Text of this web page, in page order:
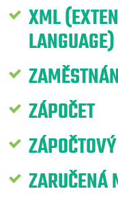
XML
LANGUAGE)
ZÁPOČET
ZARUČENÁ